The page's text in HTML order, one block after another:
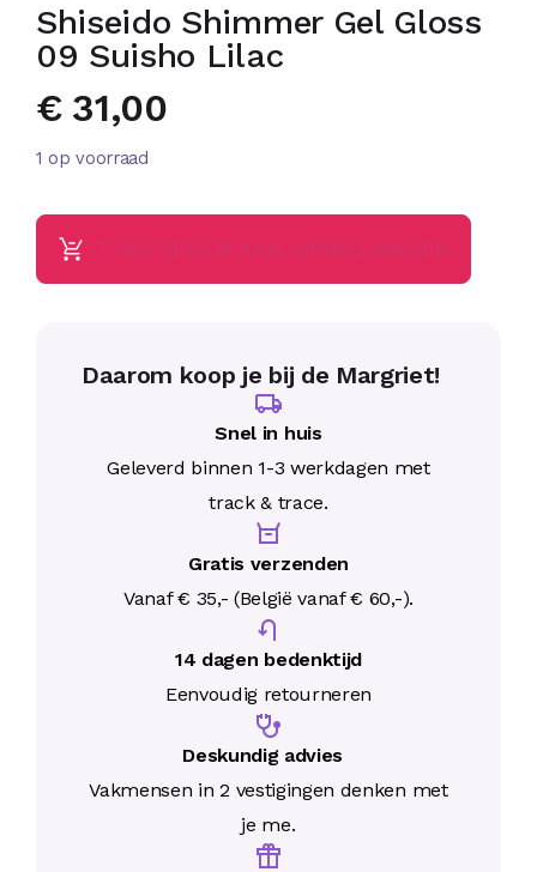
Shiseido Shimmer Gel Gloss
09 Suisho Lilac
€31,00
1 op voorraad
Daarom koop je bij de Margriet!
Snel in huis
Geleverd binnen 1-3 werkdagen met
track & trace.
Gratis verzenden
Vanaf € 35,- (België vanaf € 60,-).
14 dagen bedenktijd
Eenvoudig retourneren
Deskundig advies
Vakmensen in 2 vestigingen denken met
je me.